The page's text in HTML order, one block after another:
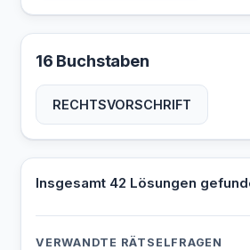
16 Buchstaben
RECHTSVORSCHRIFT
Insgesamt 42 Lösungen
VERWANDTE RÄTSELFRAGEN